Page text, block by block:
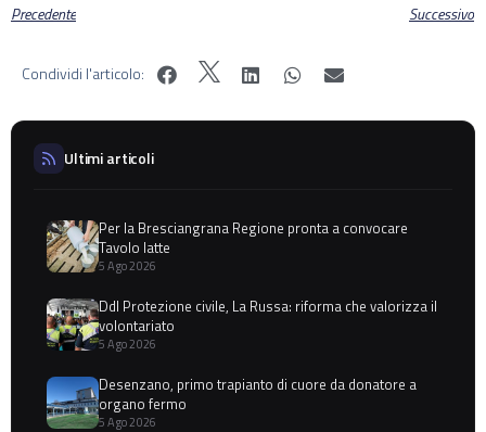
Precedente Successivo
Condividi l'articolo:
Ultimi articoli
Per la Bresciangrana Regione pronta a convocare
Tavolo latte
5 Ago 2026
Ddl Protezione civile, La Russa: riforma che valorizza il
volontariato
5 Ago 2026
Desenzano, primo trapianto di cuore da donatore a
organo fermo
5 Ago 2026